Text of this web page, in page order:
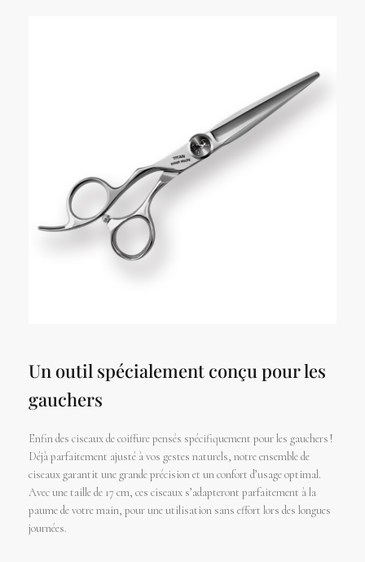
Un outil spécialement conçu pour les
gauchers
Enfin des ciseaux de coiffure pensés spécifiquement pour les gauchers !
Déjà parfaitement ajusté à vos gestes naturels, notre ensemble de
ciseaux garantit une grande précision et un confort d’usage optimal.
Avec une taille de 17 cm, ces ciseaux s’adapteront parfaitement à la
paume de votre main, pour une utilisation sans effort lors des longues
journées.